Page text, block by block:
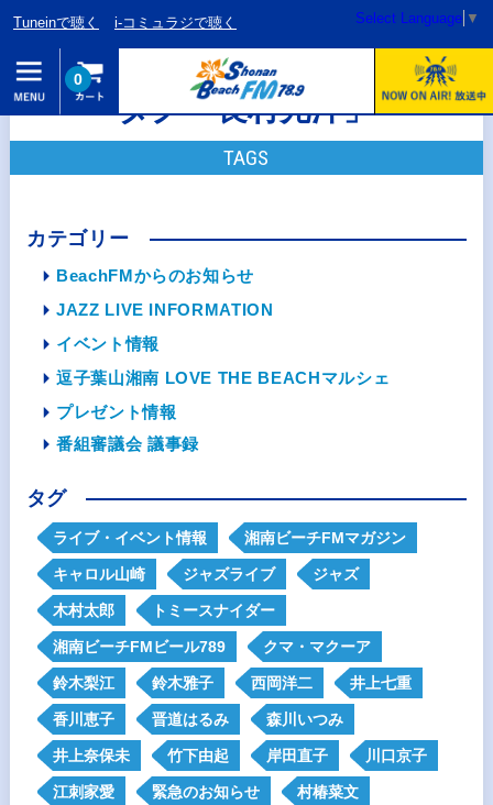
Tuneinで聴く i-コミュラジで聴く Select Language ▼
0
タグ「長村光洋」
TAGS
カテゴリー
BeachFMからのお知らせ
JAZZ LIVE INFORMATION
イベント情報
逗子葉山湘南 LOVE THE BEACHマルシェ
プレゼント情報
番組審議会 議事録
タグ
ライブ・イベント情報 湘南ビーチFMマガジン
キャロル山崎 ジャズライブ ジャズ
木村太郎 トミースナイダー
湘南ビーチFMビール789 クマ・マクーア
鈴木梨江 鈴木雅子 西岡洋二 井上七重
香川恵子 晋道はるみ 森川いつみ
井上奈保未 竹下由起 岸田直子 川口京子
江刺家愛 緊急のお知らせ 村椿菜文